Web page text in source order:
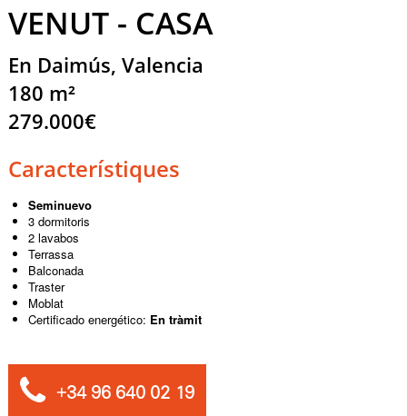
VENUT - CASA
En Daimús, Valencia
180 m²
279.000€
Característiques
Seminuevo
3 dormitoris
2 lavabos
Terrassa
Balconada
Traster
Moblat
Certificado energético: En tràmit
+34 96 640 02 19